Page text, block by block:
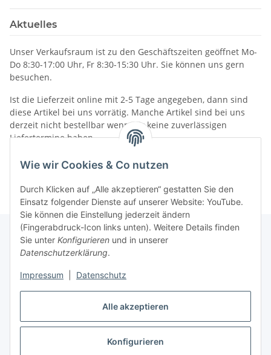
Alle akzeptieren
Konfigurieren
Wie wir Cookies & Co nutzen
Durch Klicken auf „Alle akzeptieren“ gestatten Sie den
Einsatz folgender Dienste auf unserer Website: YouTube.
Sie können die Einstellung jederzeit ändern
(Fingerabdruck-Icon links unten). Weitere Details finden
Sie unter Konfigurieren und in unserer
Datenschutzerklärung.
Impressum Datenschutz
Aktuelles
Unser Verkaufsraum ist zu den Geschäftszeiten geöffnet Mo-
Do 8:30-17:00 Uhr, Fr 8:30-15:30 Uhr. Sie können uns gern
besuchen.
Ist die Lieferzeit online mit 2-5 Tage angegeben, dann sind
diese Artikel bei uns vorrätig. Manche Artikel sind bei uns
derzeit nicht bestellbar wenn wir keine zuverlässigen
Liefertermine haben.
Informationen
Gesetzliche Informationen
Vertrag widerrufen